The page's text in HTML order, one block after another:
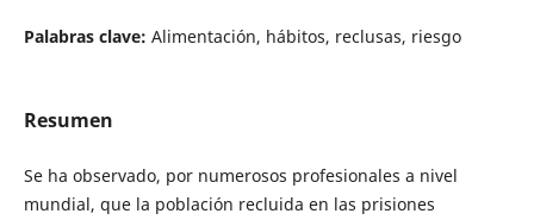
Palabras clave: Alimentación, hábitos, reclusas, riesgo
Resumen
Se ha observado, por numerosos profesionales a nivel
mundial, que la población recluida en las prisiones